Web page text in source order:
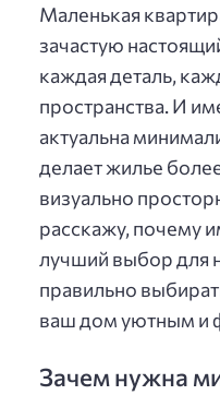
Маленькая
зачастую
каждая деталь,
пространства. И
актуальна
делает жилье
визуально
расскажу, почему
лучший выбор для
правильно
ваш дом уютным и
Зачем нужна